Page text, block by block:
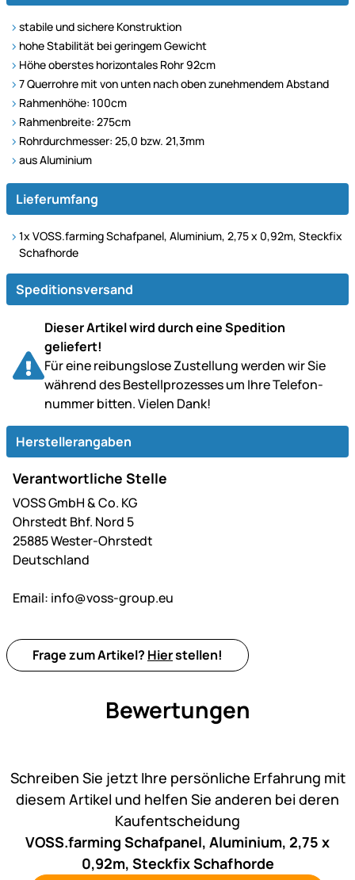
stabile und sichere Konstruktion
hohe Stabilität bei geringem Gewicht
Höhe oberstes horizontales Rohr 92cm
7 Querrohre mit von unten nach oben zunehmendem Abstand
Rahmenhöhe: 100cm
Rahmenbreite: 275cm
Rohrdurchmesser: 25,0 bzw. 21,3mm
aus Aluminium
Lieferumfang
1x VOSS.farming Schafpanel, Aluminium, 2,75 x 0,92m, Steckfix
Schafhorde
Speditionsversand
Dieser Artikel wird durch eine Spedition
geliefert!
Für eine reibungslose Zustellung werden wir Sie
während des Bestell­prozesses um Ihre Telefon­
nummer bitten. Vielen Dank!
Herstellerangaben
Verantwortliche Stelle
VOSS GmbH & Co. KG
Ohrstedt Bhf. Nord 5
25885 Wester-Ohrstedt
Deutschland
Email: info@voss-group.eu
Frage zum Artikel? Hierstellen!
Bewertungen
Schreiben Sie jetzt Ihre persönliche Erfahrung mit
diesem Artikel und helfen Sie anderen bei deren
Kaufentscheidung
VOSS.farming Schafpanel, Aluminium, 2,75 x
0,92m, Steckfix Schafhorde